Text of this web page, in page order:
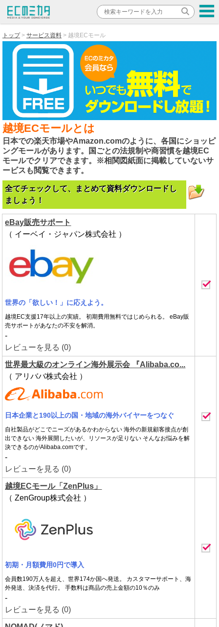
トップ サービス資料 越境ECモール
越境ECモールとは
日本での楽天市場やAmazon.comのように、各国にショッピ
ングモールがあります。国ごとの法規制や商習慣を越境EC
モールでクリアできます。※相関図紙面に掲載していないサ
ービスも閲覧できます。
全てチェックして、まとめて資料ダウンロードし
ましょう！
eBay販売サポート
（ イーベイ・ジャパン株式会社 ）
世界の「欲しい！」に応えよう。
越境EC支援17年以上の実績。 初期費用無料ではじめられる。 eBay販
売サポートがあなたの不安を解消。
-
レビューを見る (0)
世界最大級のオンライン海外展示会 『Alibaba.co...
（ アリババ株式会社 ）
日本企業と190以上の国・地域の海外バイヤーをつなぐ
自社製品がどこでニーズがあるかわからない 海外の新規顧客接点が創
出できない 海外展開したいが、リソースが足りない そんなお悩みを解
決できるのがAlibaba.comです。
-
レビューを見る (0)
越境ECモール「ZenPlus」
（ ZenGroup株式会社 ）
初期・月額費用0円で導入
会員数190万人を超え、世界174か国へ発送。 カスタマーサポート、海
外発送、決済を代行。 手数料は商品の売上金額の10％のみ
-
レビューを見る (0)